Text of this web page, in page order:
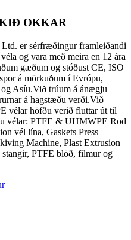
OKKAR
er sérfræðingur framleiðandi
og vara með meira en 12 ára
gæðum og stóðust CE, ISO
á mörkuðum í Evrópu,
Asíu.Við trúum á ánægju
á hagstæðu verði.Við
vélar höfðu verið fluttar út til
vélar: PTFE & UHMWPE Rod
vél lína, Gaskets Press
Machine, Plast Extrusion
PTFE blöð, filmur og